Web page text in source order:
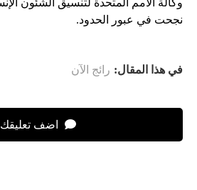
نجحت في عبور الحدود.
في هذا المقال: رائج الآن
اضف تعليقك